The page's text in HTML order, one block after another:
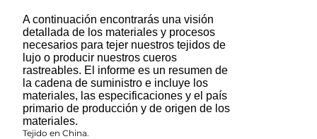
A continuación encontrarás una visión
detallada de los materiales y procesos
necesarios para tejer nuestros tejidos de
lujo o producir nuestros cueros
rastreables. El informe es un resumen de
la cadena de suministro e incluye los
materiales, las especificaciones y el país
primario de producción y de origen de los
materiales.
Tejido en China.